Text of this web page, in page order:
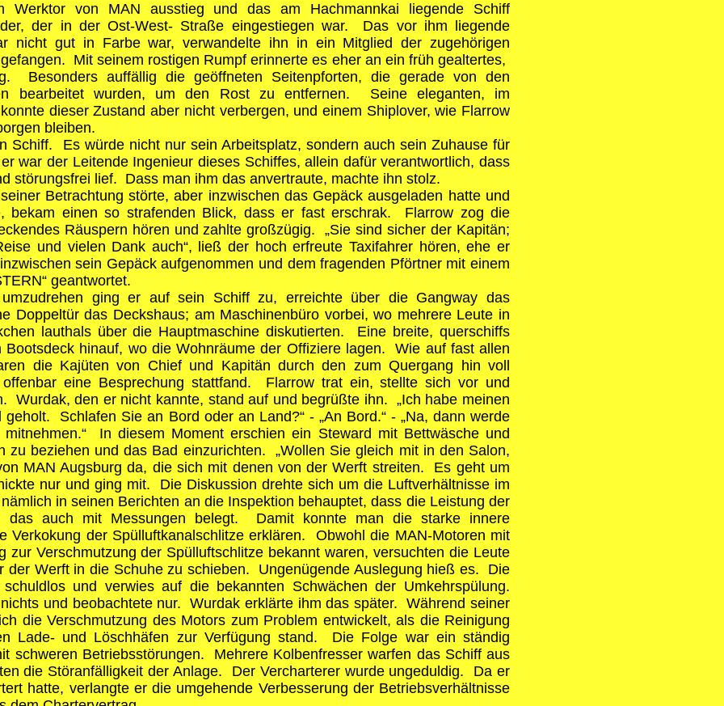
von MAN ausstieg und das am Hachmannkai liegende Schiff
der in der Ost-West- Straße eingestiegen war. Das vor ihm liegende
nicht gut in Farbe war, verwandelte ihn in ein Mitglied der zugehörigen
Mit seinem rostigen Rumpf erinnerte es eher an ein früh gealtertes,
Besonders auffällig die geöffneten Seitenpforten, die gerade von den
bearbeitet wurden, um den Rost zu entfernen. Seine eleganten, im
dieser Zustand aber nicht verbergen, und einem Shiplover, wie Flarrow
bleiben.
Schiff. Es würde nicht nur sein Arbeitsplatz, sondern auch sein Zuhause für
war der Leitende Ingenieur dieses Schiffes, allein dafür verantwortlich, dass
störungsfrei lief. Dass man ihm das anvertraute, machte ihn stolz.
Betrachtung störte, aber inzwischen das Gepäck ausgeladen hatte und
bekam einen so strafenden Blick, dass er fast erschrak. Flarrow zog die
Räuspern hören und zahlte großzügig. „Sie sind sicher der Kapitän;
und vielen Dank auch“, ließ der hoch erfreute Taxifahrer hören, ehe er
sein Gepäck aufgenommen und dem fragenden Pförtner mit einem
geantwortet.
ging er auf sein Schiff zu, erreichte über die Gangway das
Doppeltür das Deckshaus; am Maschinenbüro vorbei, wo mehrere Leute in
lauthals über die Hauptmaschine diskutierten. Eine breite, querschiffs
Bootsdeck hinauf, wo die Wohnräume der Offiziere lagen. Wie auf fast allen
die Kajüten von Chief und Kapitän durch den zum Quergang hin voll
eine Besprechung stattfand. Flarrow trat ein, stellte sich vor und
Wurdak, den er nicht kannte, stand auf und begrüßte ihn. „Ich habe meinen
Schlafen Sie an Bord oder an Land?“ - „An Bord.“ - „Na, dann werde
In diesem Moment erschien ein Steward mit Bettwäsche und
zu beziehen und das Bad einzurichten. „Wollen Sie gleich mit in den Salon,
MAN Augsburg da, die sich mit denen von der Werft streiten. Es geht um
nur und ging mit. Die Diskussion drehte sich um die Luftverhältnisse im
in seinen Berichten an die Inspektion behauptet, dass die Leistung der
das auch mit Messungen belegt. Damit konnte man die starke innere
Verkokung der Spülluftkanalschlitze erklären. Obwohl die MAN-Motoren mit
zur Verschmutzung der Spülluftschlitze bekannt waren, versuchten die Leute
der Werft in die Schuhe zu schieben. Ungenügende Auslegung hieß es. Die
und verwies auf die bekannten Schwächen der Umkehrspülung.
und beobachtete nur. Wurdak erklärte ihm das später. Während seiner
die Verschmutzung des Motors zum Problem entwickelt, als die Reinigung
Lade- und Löschhäfen zur Verfügung stand. Die Folge war ein ständig
schweren Betriebsstörungen. Mehrere Kolbenfresser warfen das Schiff aus
die Störanfälligkeit der Anlage. Der Vercharterer wurde ungeduldig. Da er
hatte, verlangte er die umgehende Verbesserung der Betriebsverhältnisse